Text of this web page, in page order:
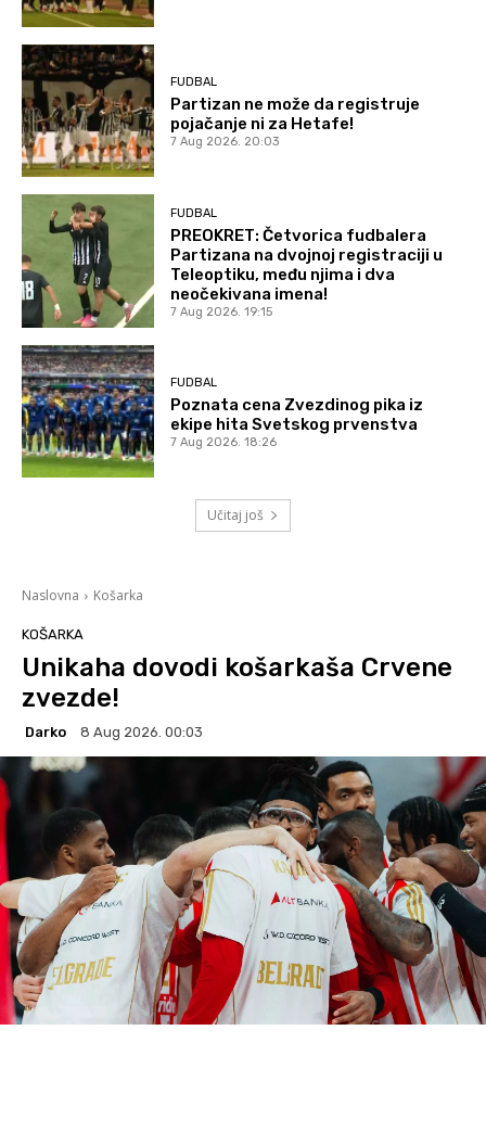
FUDBAL
Partizan ne može da registruje
pojačanje ni za Hetafe!
7 Aug 2026. 20:03
FUDBAL
PREOKRET: Četvorica fudbalera
Partizana na dvojnoj registraciji u
Teleoptiku, među njima i dva
neočekivana imena!
7 Aug 2026. 19:15
FUDBAL
Poznata cena Zvezdinog pika iz
ekipe hita Svetskog prvenstva
7 Aug 2026. 18:26
Učitaj još